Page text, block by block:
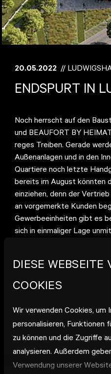
DIESE WEBSEITE
COOKIES
Wir verwenden Cookies, um
personalisieren, Funktionen
zu können und die Zugriffe
analysieren. Außerdem
Verwendung unserer
20.05.2022 //
ENDSPURT IN
Noch herrscht auf den
und BEAUFORT BY
reges Treiben. Gerade
Außenanlagen und in den
Quartiere noch letzte
bereits im August könnten
einziehen, denn der
an vorgemerkte Kunden
Gewerbeeinheiten gibt es
sich in einmaliger Lage
In den beiden Quartieren
Wohneinheiten mit einer
lassen sich
So gibt es klassische
Penthouse-Wohnungen mit
Townhouses, also Haus-in-
Atelierwohnungen fürs